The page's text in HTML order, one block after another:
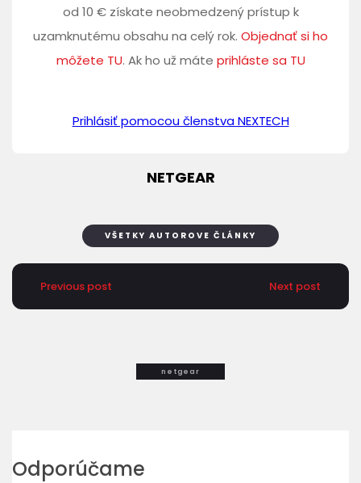
od 10 € získate neobmedzený prístup k
uzamknutému obsahu na celý rok. Objednať si ho
môžete TU. Ak ho už máte prihláste sa TU
Prihlásiť pomocou členstva NEXTECH
NETGEAR
VŠETKY AUTOROVE ČLÁNKY
Previous post Next post
netgear
Odporúčame